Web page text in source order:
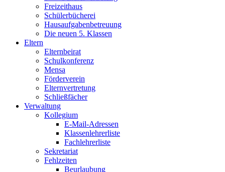
Freizeithaus
Schülerbücherei
Hausaufgabenbetreuung
Die neuen 5. Klassen
Eltern
Elternbeirat
Schulkonferenz
Mensa
Förderverein
Elternvertretung
Schließfächer
Verwaltung
Kollegium
E-Mail-Adressen
Klassenlehrerliste
Fachlehrerliste
Sekretariat
Fehlzeiten
Beurlaubung